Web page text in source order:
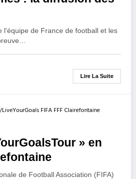
l'équipe de France de football et les
Lire La Suite
» en
de Football Association (FIFA)